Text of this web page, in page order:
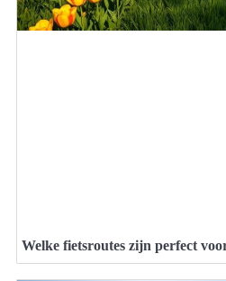
Welke fietsroutes zijn perfect